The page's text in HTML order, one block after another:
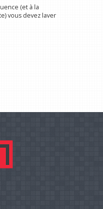
(et à la
vous devez laver